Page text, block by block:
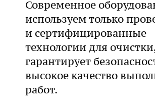
Современное
используем только
и сертифицированные
технологии для
гарантирует
высокое качество
работ.